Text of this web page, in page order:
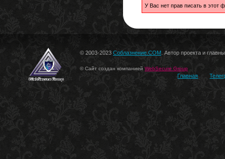
У Вас нет прав писать в этот
© 2003-2023 Соблазнение.COM . Автор проекта и
© Сайт создан компанией WebSecure Group
Главная